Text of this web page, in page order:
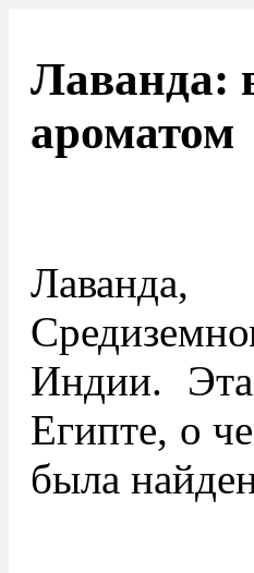
Лаванда:
ароматом
Индии. Эта
Египте, о
была